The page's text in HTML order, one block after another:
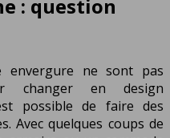
: question
envergure ne sont pas
changer en design
possible de faire des
Avec quelques coups de